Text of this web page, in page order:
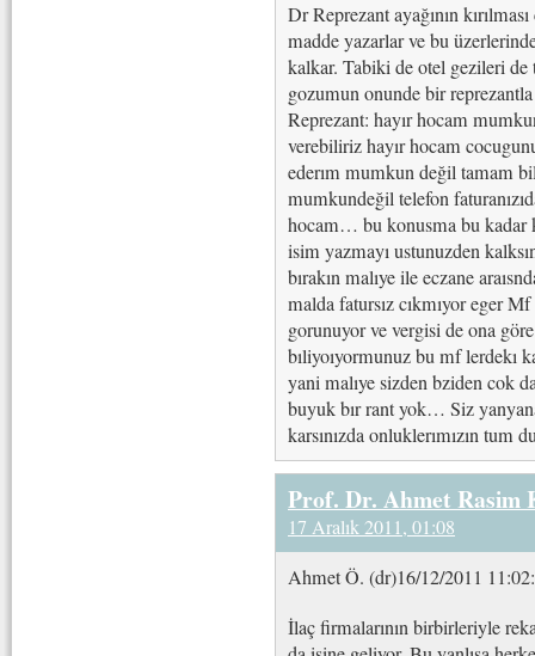
Dr Reprezant ayağının
madde yazarlar ve bu
kalkar. Tabiki de otel gezileri
gozumun onunde bir
Reprezant: hayır hocam
verebiliriz hayır hocam
ederım mumkun değil tamam
mumkundeğil telefon
hocam… bu konusma bu kadar
isim yazmayı ustunuzden
bırakın malıye ile eczane
malda fatursız cıkmıyor eger
gorunuyor ve vergisi de ona
bıliyoıyormunuz bu mf lerdekı
yani malıye sizden bziden cok
buyuk bır rant yok… Siz
karsınızda onluklerımızın tum
Prof. Dr. Ahmet Rasim
17 Aralık 2011, 01:08
Ahmet Ö. (dr)16/12/2011
İlaç firmalarının birbirleriyle